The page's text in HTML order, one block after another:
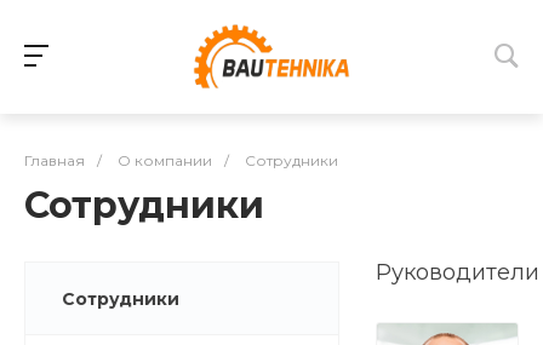
Главная / О компании / Сотрудники
Сотрудники
Сотрудники
Руководители